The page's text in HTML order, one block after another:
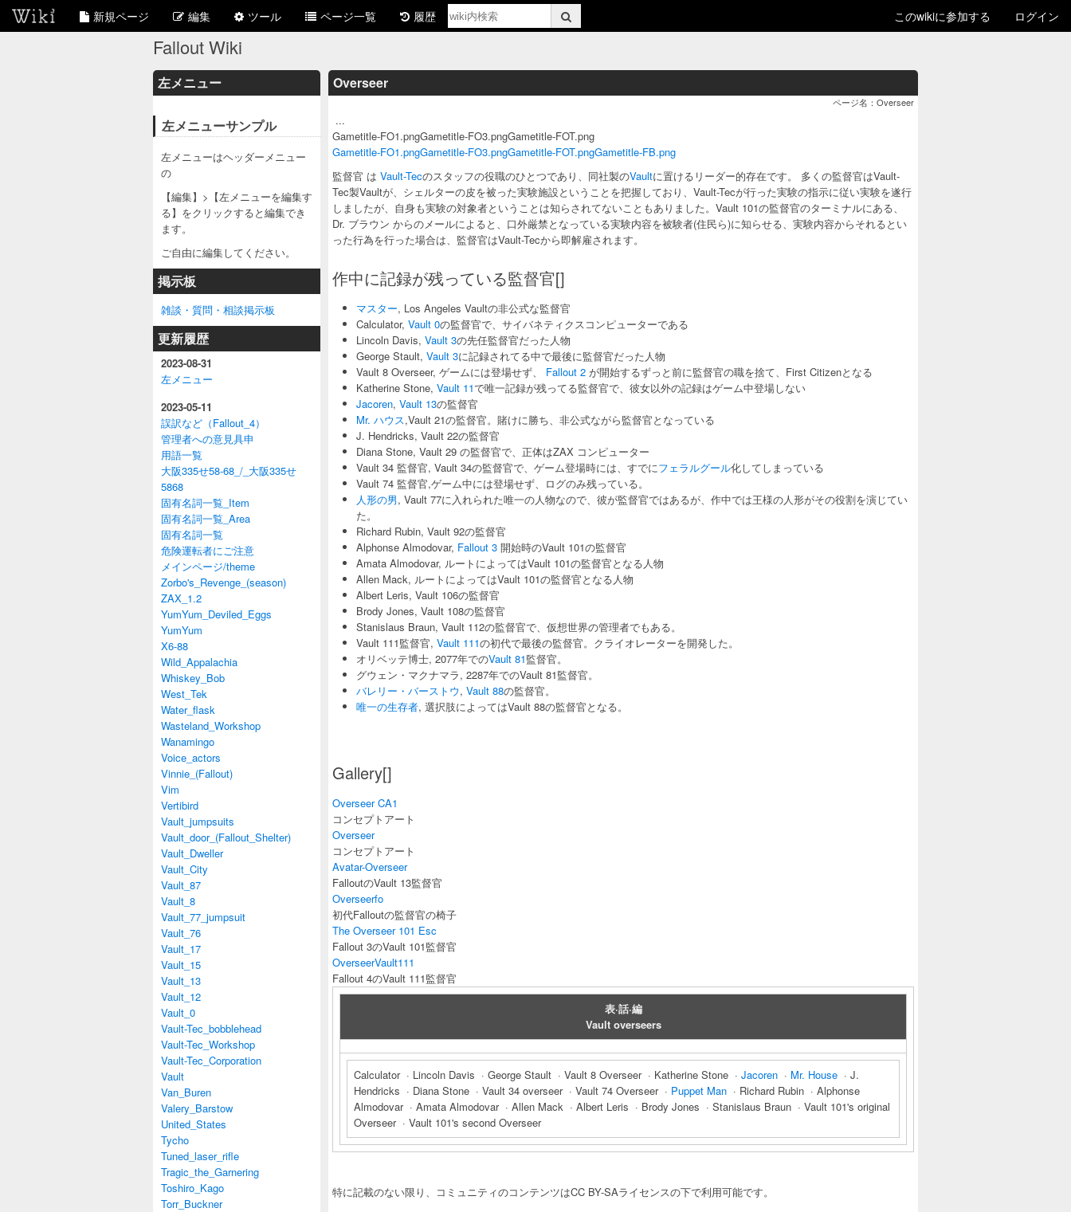
新規ページ 編集 ツール ページ一覧 履歴 このwikiに参加する ログイン
Fallout Wiki
左メニュー
左メニューサンプル
左メニューはヘッダーメニュー
の
【編集】>【左メニューを編集す
る】をクリックすると編集でき
ます。
ご自由に編集してください。
掲示板
雑談・質問・相談掲示板
更新履歴
2023-08-31
左メニュー
2023-05-11
誤訳など（Fallout_4）
管理者への意見具申
用語一覧
大阪335せ58-68_/_大阪335せ
5868
固有名詞一覧_Item
固有名詞一覧_Area
固有名詞一覧
危険運転者にご注意
メインページ/theme
Zorbo's_Revenge_(season)
ZAX_1.2
YumYum_Deviled_Eggs
YumYum
X6-88
Wild_Appalachia
Whiskey_Bob
West_Tek
Water_flask
Wasteland_Workshop
Wanamingo
Voice_actors
Vinnie_(Fallout)
Vim
Vertibird
Vault_jumpsuits
Vault_door_(Fallout_Shelter)
Vault_Dweller
Vault_City
Vault_87
Vault_8
Vault_77_jumpsuit
Vault_76
Vault_17
Vault_15
Vault_13
Vault_12
Vault_0
Vault-Tec_bobblehead
Vault-Tec_Workshop
Vault-Tec_Corporation
Vault
Van_Buren
Valery_Barstow
United_States
Tycho
Tuned_laser_rifle
Tragic_the_Garnering
Toshiro_Kago
Torr_Buckner
Overseer
ページ名：Overseer
...
Gametitle-FO1.pngGametitle-FO3.pngGametitle-FOT.png
Gametitle-FO1.pngGametitle-FO3.pngGametitle-FOT.pngGametitle-FB.png
監督官 は Vault-Tecのスタッフの役職のひとつであり、同社製のVaultに置けるリーダー的存在です。 多くの監督官はVault-
Tec製Vaultが、シェルターの皮を被った実験施設ということを把握しており、Vault-Tecが行った実験の指示に従い実験を遂行
しましたが、自身も実験の対象者ということは知らされてないこともありました。Vault 101の監督官のターミナルにある、
Dr. ブラウン からのメールによると、口外厳禁となっている実験内容を被験者(住民ら)に知らせる、実験内容からそれるとい
った行為を行った場合は、監督官はVault-Tecから即解雇されます。
作中に記録が残っている監督官[]
マスター, Los Angeles Vaultの非公式な監督官
Calculator, Vault 0の監督官で、サイバネティクスコンピューターである
Lincoln Davis, Vault 3の先任監督官だった人物
George Stault, Vault 3に記録されてる中で最後に監督官だった人物
Vault 8 Overseer, ゲームには登場せず、 Fallout 2 が開始するずっと前に監督官の職を捨て、First Citizenとなる
Katherine Stone, Vault 11で唯一記録が残ってる監督官で、彼女以外の記録はゲーム中登場しない
Jacoren, Vault 13の監督官
Mr. ハウス,Vault 21の監督官。賭けに勝ち、非公式ながら監督官となっている
J. Hendricks, Vault 22の監督官
Diana Stone, Vault 29 の監督官で、正体はZAX コンピューター
Vault 34 監督官, Vault 34の監督官で、ゲーム登場時には、すでにフェラルグール化してしまっている
Vault 74 監督官,ゲーム中には登場せず、ログのみ残っている。
人形の男, Vault 77に入れられた唯一の人物なので、彼が監督官ではあるが、作中では王様の人形がその役割を演じてい
た。
Richard Rubin, Vault 92の監督官
Alphonse Almodovar, Fallout 3 開始時のVault 101の監督官
Amata Almodovar, ルートによってはVault 101の監督官となる人物
Allen Mack, ルートによってはVault 101の監督官となる人物
Albert Leris, Vault 106の監督官
Brody Jones, Vault 108の監督官
Stanislaus Braun, Vault 112の監督官で、仮想世界の管理者でもある。
Vault 111監督官, Vault 111の初代で最後の監督官。クライオレーターを開発した。
オリベッテ博士, 2077年でのVault 81監督官。
グウェン・マクナマラ, 2287年でのVault 81監督官。
バレリー・バーストウ, Vault 88の監督官。
唯一の生存者, 選択肢によってはVault 88の監督官となる。
Gallery[]
Overseer CA1
コンセプトアート
Overseer
コンセプトアート
Avatar-Overseer
FalloutのVault 13監督官
Overseerfo
初代Falloutの監督官の椅子
The Overseer 101 Esc
Fallout 3のVault 101監督官
OverseerVault111
Fallout 4のVault 111監督官
表·話·編
Vault overseers
Calculator · Lincoln Davis · George Stault · Vault 8 Overseer · Katherine Stone · Jacoren · Mr. House · J.
Hendricks · Diana Stone · Vault 34 overseer · Vault 74 Overseer · Puppet Man · Richard Rubin · Alphonse
Almodovar · Amata Almodovar · Allen Mack · Albert Leris · Brody Jones · Stanislaus Braun · Vault 101's original
Overseer · Vault 101's second Overseer
特に記載のない限り、コミュニティのコンテンツはCC BY-SAライセンスの下で利用可能です。